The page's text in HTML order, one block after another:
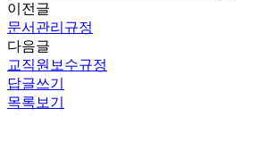
이전글
문서관리규정
다음글
교직원보수규정
답글쓰기
목록보기